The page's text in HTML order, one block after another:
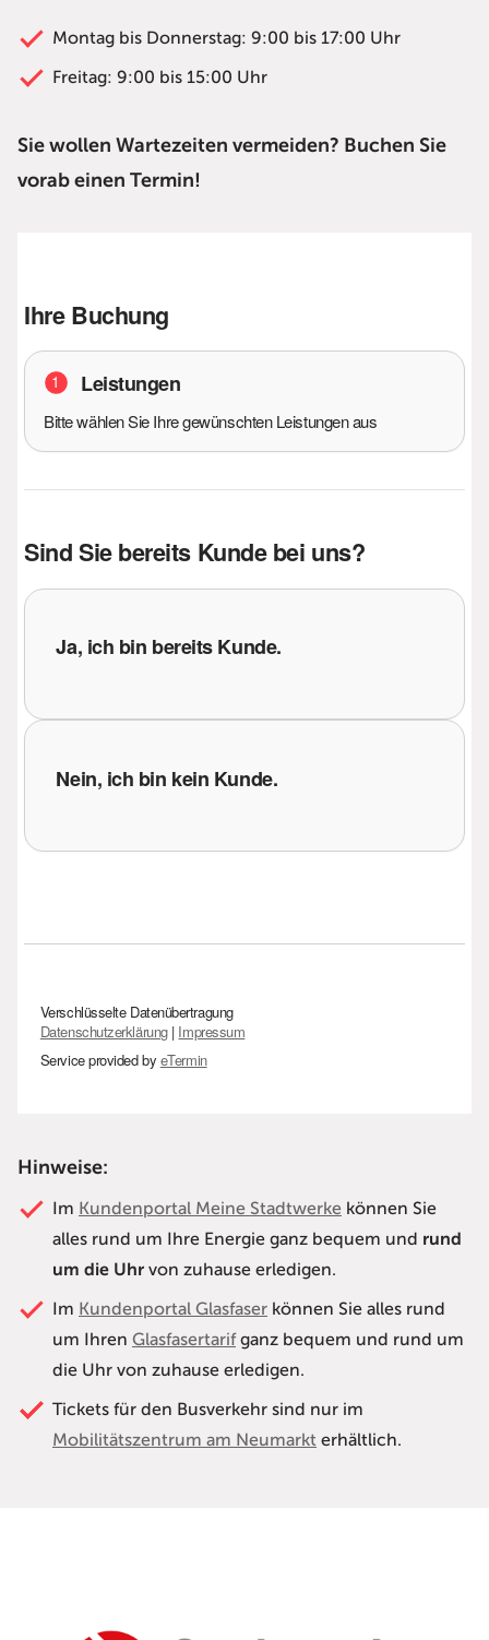
Montag bis Donnerstag: 9:00 bis 17:00 Uhr
Freitag: 9:00 bis 15:00 Uhr
Sie wollen Wartezeiten vermeiden? Buchen Sie
vorab einen Termin!
Hinweise:
Im Kundenportal Meine Stadtwerke können Sie
alles rund um Ihre Energie ganz bequem und rund
um die Uhr von zuhause erledigen.
Im Kundenportal Glasfaser können Sie alles rund
um Ihren Glasfasertarifganz bequem und rund um
die Uhr von zuhause erledigen.
Tickets für den Busverkehr sind nur im
Mobilitätszentrum am Neumarkt erhältlich.